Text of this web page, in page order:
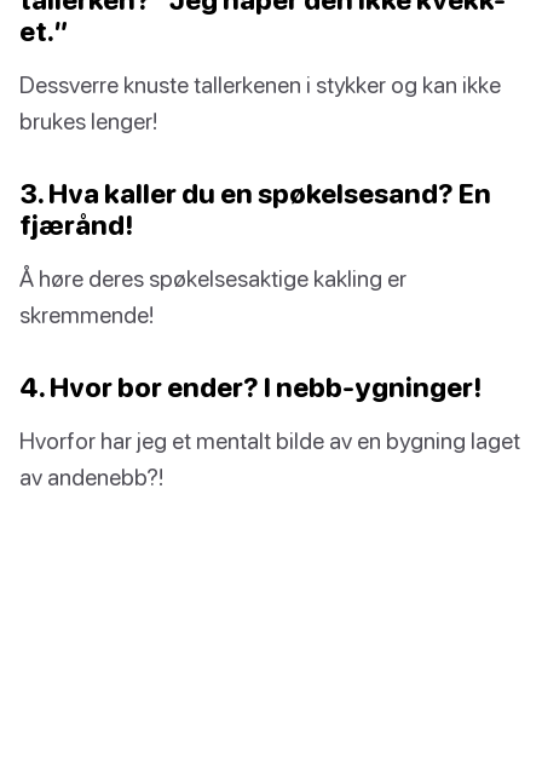
et.”
Dessverre knuste tallerkenen i stykker og kan ikke
brukes lenger!
3. Hva kaller du en spøkelsesand? En
fjærånd!
Å høre deres spøkelsesaktige kakling er
skremmende!
4. Hvor bor ender? I nebb-ygninger!
Hvorfor har jeg et mentalt bilde av en bygning laget
av andenebb?!